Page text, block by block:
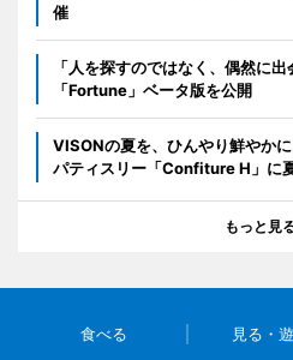
催
「人を探すのではなく、偶然に
「Fortune」ベータ版を公開
VISONの夏を、ひんやり鮮やか
パティスリー「Confiture H」に
もっと見
食べる 見る・